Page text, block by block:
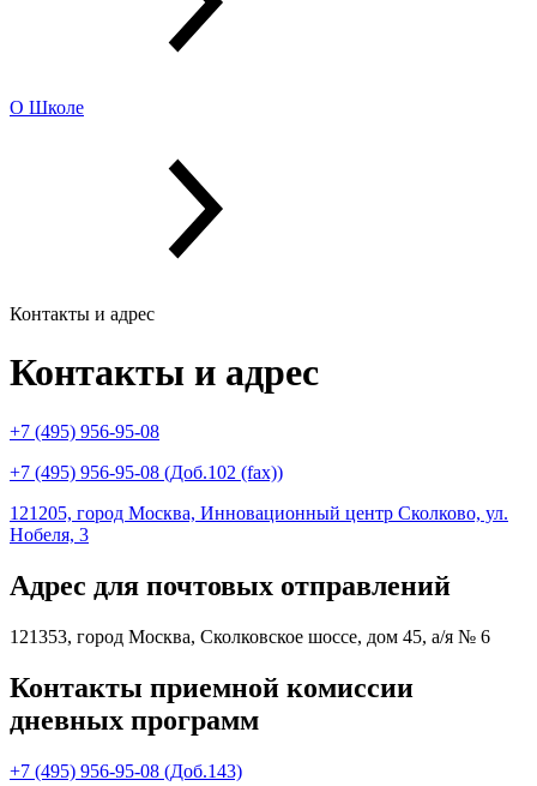
О Школе
Контакты и адрес
Контакты и адрес
+7 (495) 956-95-08
+7 (495) 956-95-08 (Доб.102 (fax))
121205, город Москва, Инновационный центр Сколково, ул.
Нобеля, 3
Адрес для почтовых отправлений
121353, город Москва, Сколковское шоссе, дом 45, а/я № 6
Контакты приемной комиссии
дневных программ
+7 (495) 956-95-08 (Доб.143)